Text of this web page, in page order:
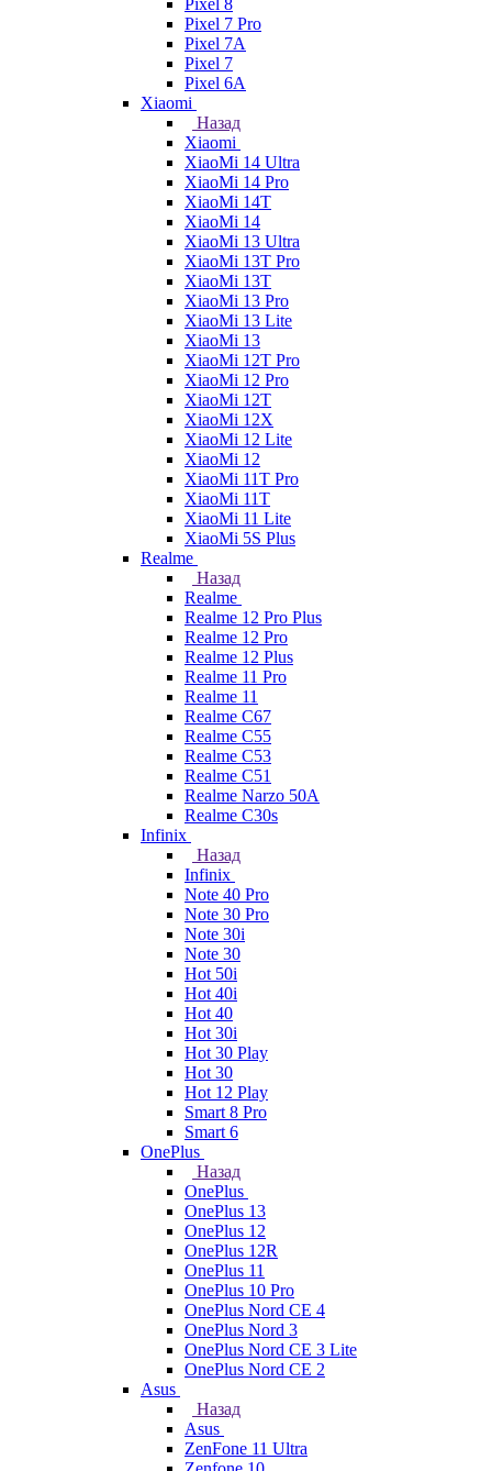
Pixel 8
Pixel 7 Pro
Pixel 7A
Pixel 7
Pixel 6A
Xiaomi
Назад
Xiaomi
XiaoMi 14 Ultra
XiaoMi 14 Pro
XiaoMi 14T
XiaoMi 14
XiaoMi 13 Ultra
XiaoMi 13T Pro
XiaoMi 13T
XiaoMi 13 Pro
XiaoMi 13 Lite
XiaoMi 13
XiaoMi 12T Pro
XiaoMi 12 Pro
XiaoMi 12T
XiaoMi 12X
XiaoMi 12 Lite
XiaoMi 12
XiaoMi 11T Pro
XiaoMi 11T
XiaoMi 11 Lite
XiaoMi 5S Plus
Realme
Назад
Realme
Realme 12 Pro Plus
Realme 12 Pro
Realme 12 Plus
Realme 11 Pro
Realme 11
Realme C67
Realme C55
Realme C53
Realme C51
Realme Narzo 50A
Realme C30s
Infinix
Назад
Infinix
Note 40 Pro
Note 30 Pro
Note 30i
Note 30
Hot 50i
Hot 40i
Hot 40
Hot 30i
Hot 30 Play
Hot 30
Hot 12 Play
Smart 8 Pro
Smart 6
OnePlus
Назад
OnePlus
OnePlus 13
OnePlus 12
OnePlus 12R
OnePlus 11
OnePlus 10 Pro
OnePlus Nord CE 4
OnePlus Nord 3
OnePlus Nord CE 3 Lite
OnePlus Nord CE 2
Asus
Назад
Asus
ZenFone 11 Ultra